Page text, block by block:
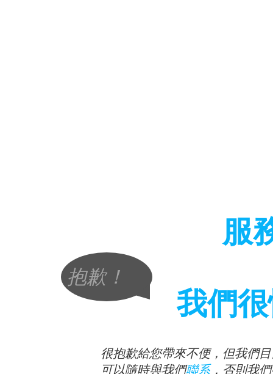
服
抱歉！
我們
很抱歉給您帶來不便，但我們
可以隨時與我們聯系，否則我